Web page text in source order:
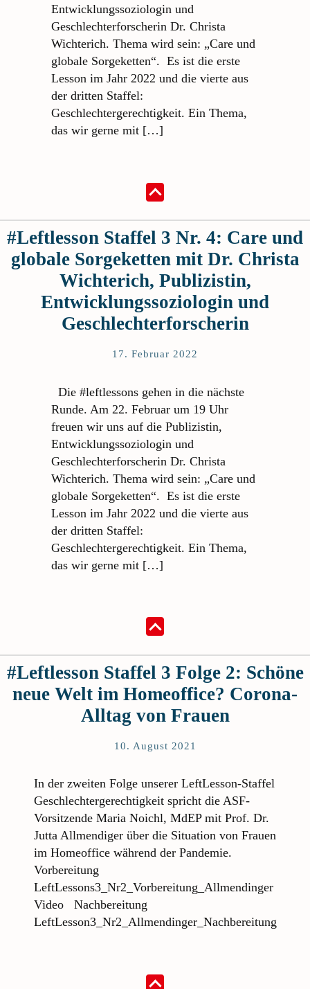
Entwicklungssoziologin und
Geschlechterforscherin Dr. Christa
Wichterich. Thema wird sein: „Care und
globale Sorgeketten“. Es ist die erste
Lesson im Jahr 2022 und die vierte aus
der dritten Staffel:
Geschlechtergerechtigkeit. Ein Thema,
das wir gerne mit […]
#Leftlesson Staffel 3 Nr. 4: Care und
globale Sorgeketten mit Dr. Christa
Wichterich, Publizistin,
Entwicklungssoziologin und
Geschlechterforscherin
17. Februar 2022
Die #leftlessons gehen in die nächste
Runde. Am 22. Februar um 19 Uhr
freuen wir uns auf die Publizistin,
Entwicklungssoziologin und
Geschlechterforscherin Dr. Christa
Wichterich. Thema wird sein: „Care und
globale Sorgeketten“. Es ist die erste
Lesson im Jahr 2022 und die vierte aus
der dritten Staffel:
Geschlechtergerechtigkeit. Ein Thema,
das wir gerne mit […]
#Leftlesson Staffel 3 Folge 2: Schöne
neue Welt im Homeoffice? Corona-
Alltag von Frauen
10. August 2021
In der zweiten Folge unserer LeftLesson-Staffel
Geschlechtergerechtigkeit spricht die ASF-
Vorsitzende Maria Noichl, MdEP mit Prof. Dr.
Jutta Allmendiger über die Situation von Frauen
im Homeoffice während der Pandemie.
Vorbereitung
LeftLessons3_Nr2_Vorbereitung_Allmendinger
Video Nachbereitung
LeftLesson3_Nr2_Allmendinger_Nachbereitung